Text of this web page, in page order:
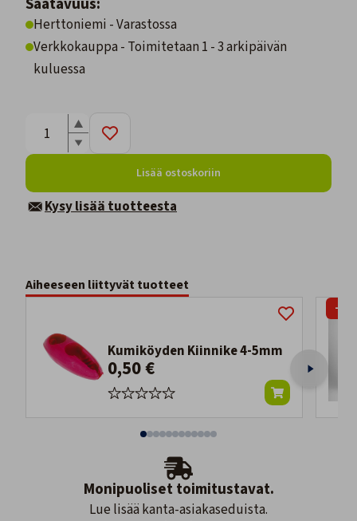
Saatavuus:
Herttoniemi - Varastossa
Verkkokauppa - Toimitetaan 1 - 3 arkipäivän
kuluessa
Lisää ostoskoriin
Kysy lisää tuotteesta
Aiheeseen liittyvät tuotteet
Kumiköyden Kiinnike 4-5mm
0,50 €
-
Monipuoliset toimitustavat.
Lue lisää kanta-asiakaseduista.